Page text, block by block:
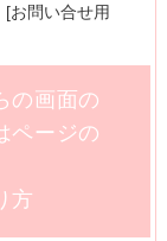
[お問い合せ用
の画面の
ページの
方